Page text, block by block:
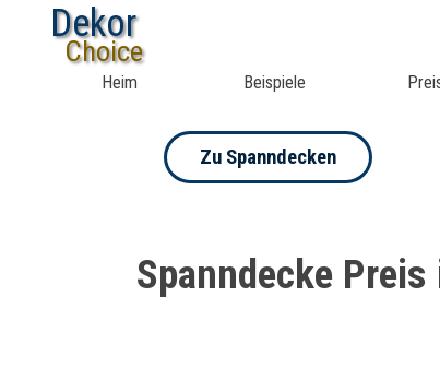
Heim Beispiele
Dekor
Choice
Zu Spanndecken
Spanndecke